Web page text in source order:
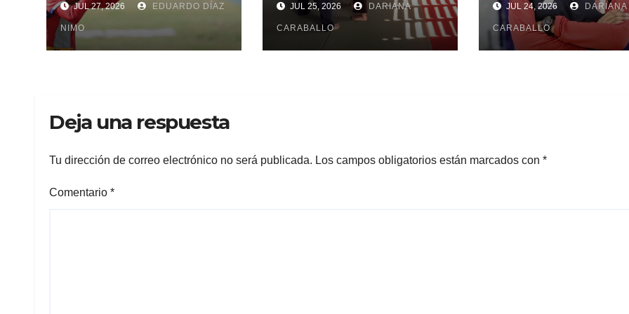
caribeño
JUL 27, 2026 EDUARDO DÍAZ
NIMO
JUL 25, 2026 DARIANA
CARABALLO
JUL 24, 2026 DARIANA
CARABALLO
Deja una respuesta
Tu dirección de correo electrónico no será publicada. Los campos obligatorios están marcados con *
Comentario *